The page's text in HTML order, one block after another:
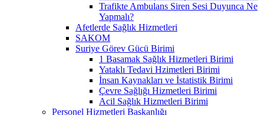
Trafikte Ambulans Siren Sesi Duyunca Ne
Yapmalı?
Afetlerde Sağlık Hizmetleri
SAKOM
Suriye Görev Gücü Birimi
1 Basamak Sağlık Hizmetleri Birimi
Yataklı Tedavi Hzimetleri Birimi
İnsan Kaynakları ve İstatistik Birimi
Çevre Sağlığı Hizmetleri Birimi
Acil Sağlık Hizmetleri Birimi
Personel Hizmetleri Başkanlığı